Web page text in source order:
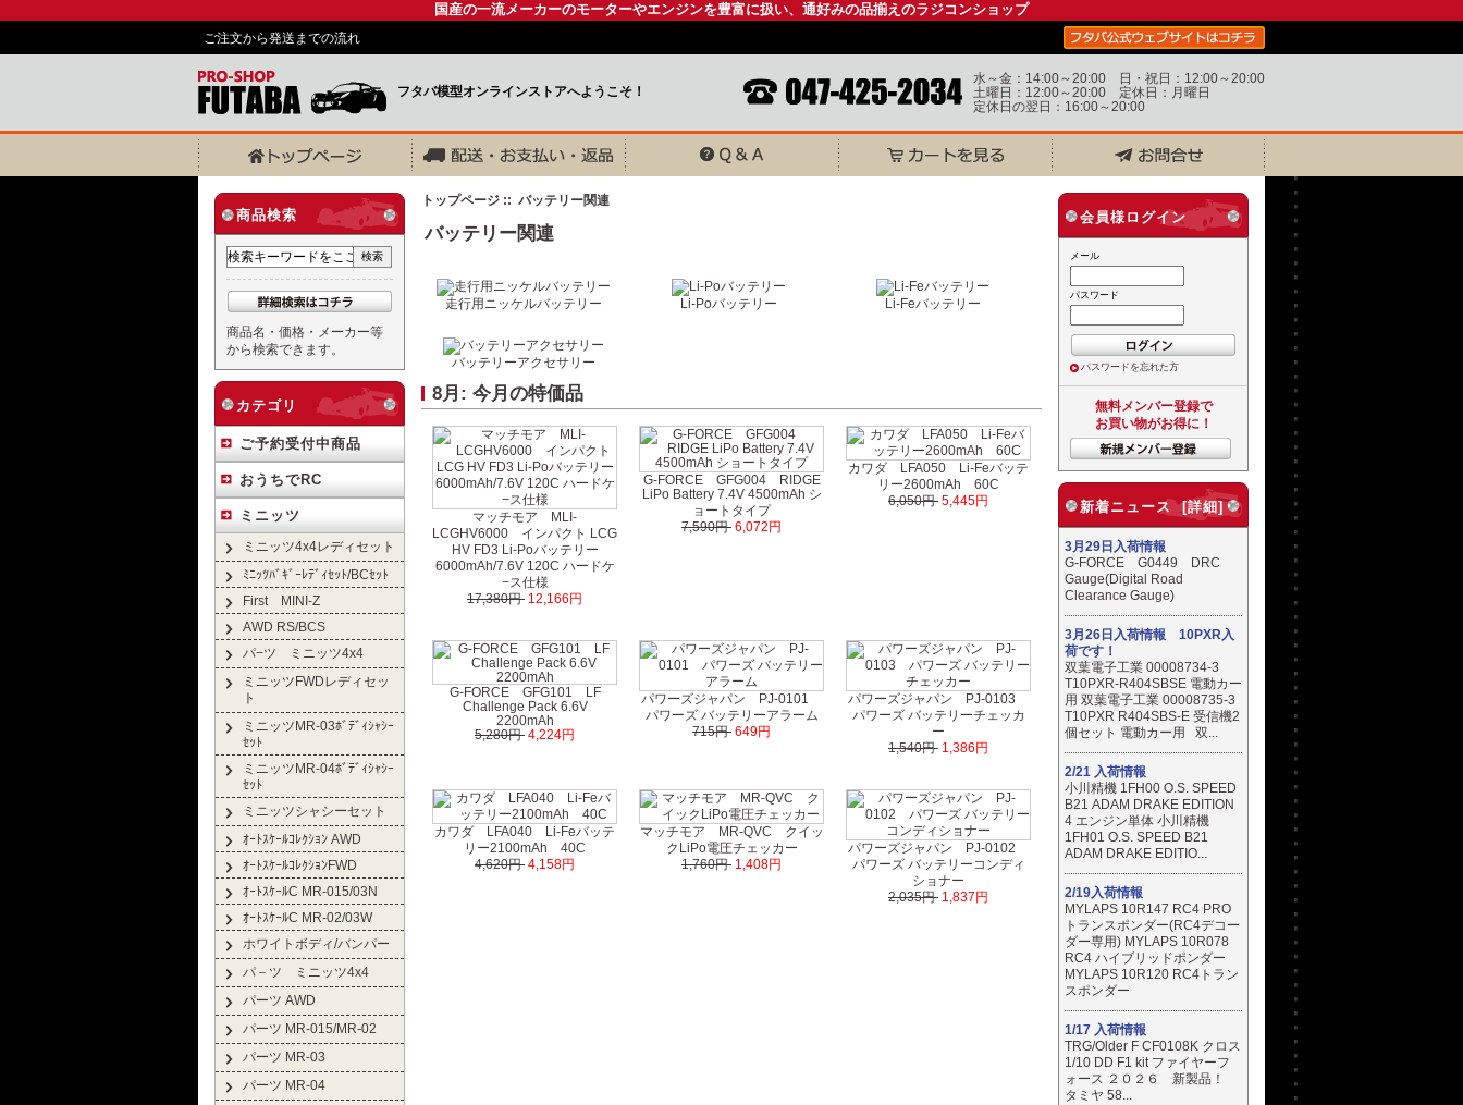
国産の一流メーカーのモーターやエンジンを豊富に扱い、通好みの品揃えのラジコンショップ
ご注文から発送までの流れ
フタバ模型オンラインストアへようこそ！
水～金：14:00～20:00 日・祝日：12:00～20:00
土曜日：12:00～20:00 定休日：月曜日
定休日の翌日：16:00～20:00
商品検索
商品名・価格・メーカー等
から検索できます。
カテゴリ
ご予約受付中商品
おうちでRC
ミニッツ
ミニッツ4x4レディセット
ﾐﾆｯﾂﾊﾞｷﾞｰﾚﾃﾞｨｾｯﾄ/BCｾｯﾄ
First MINI-Z
AWD RS/BCS
パ−ツ ミニッツ4x4
ミニッツFWDレディセッ
ト
ミニッツMR-03ﾎﾞﾃﾞｨｼｬｼｰ
ｾｯﾄ
ミニッツMR-04ﾎﾞﾃﾞｨｼｬｼｰ
ｾｯﾄ
ミニッツシャシーセット
ｵｰﾄｽｹｰﾙｺﾚｸｼｮﾝ AWD
ｵｰﾄｽｹｰﾙｺﾚｸｼｮﾝFWD
ｵｰﾄｽｹｰﾙC MR-015/03N
ｵｰﾄｽｹｰﾙC MR-02/03W
ホワイトボディ/バンパー
パ－ツ ミニッツ4x4
パーツ AWD
パーツ MR-015/MR-02
パーツ MR-03
パーツ MR-04
トップページ :: バッテリー関連
バッテリー関連
走行用ニッケルバッテリー Li-Poバッテリー Li-Feバッテリー
バッテリーアクセサリー
8月: 今月の特価品
マッチモア MLI-
LCGHV6000 インパクト LCG
HV FD3 Li-Poバッテリー
6000mAh/7.6V 120C ハードケ
−ス仕様
17,380円 12,166円
G-FORCE GFG004 RIDGE
LiPo Battery 7.4V 4500mAh シ
ョートタイプ
7,590円 6,072円
カワダ LFA050 Li-Feバッテ
リー2600mAh 60C
6,050円 5,445円
G-FORCE GFG101 LF
Challenge Pack 6.6V
2200mAh
5,280円 4,224円
パワーズジャパン PJ-0101
パワーズ バッテリーアラーム
715円 649円
パワーズジャパン PJ-0103
パワーズ バッテリーチェッカ
ー
1,540円 1,386円
カワダ LFA040 Li-Feバッテ
リー2100mAh 40C
4,620円 4,158円
マッチモア MR-QVC クイッ
クLiPo電圧チェッカー
1,760円 1,408円
パワーズジャパン PJ-0102
パワーズ バッテリーコンディ
ショナー
2,035円 1,837円
会員様ログイン
メール
パスワード
パスワードを忘れた方
無料メンバー登録で
お買い物がお得に！
新着ニュース [詳細]
3月29日入荷情報
G-FORCE G0449 DRC
Gauge(Digital Road
Clearance Gauge)
3月26日入荷情報 10PXR入
荷です！
双葉電子工業 00008734-3
T10PXR-R404SBSE 電動カー
用 双葉電子工業 00008735-3
T10PXR R404SBS-E 受信機2
個セット 電動カー用 双...
2/21 入荷情報
小川精機 1FH00 O.S. SPEED
B21 ADAM DRAKE EDITION
4 エンジン単体 小川精機
1FH01 O.S. SPEED B21
ADAM DRAKE EDITIO...
2/19入荷情報
MYLAPS 10R147 RC4 PRO
トランスポンダー(RC4デコー
ダー専用) MYLAPS 10R078
RC4 ハイブリッドポンダー
MYLAPS 10R120 RC4トラン
スポンダー
1/17 入荷情報
TRG/Older F CF0108K クロス
1/10 DD F1 kit ファイヤーフ
ォース ２０２６ 新製品！
タミヤ 58...